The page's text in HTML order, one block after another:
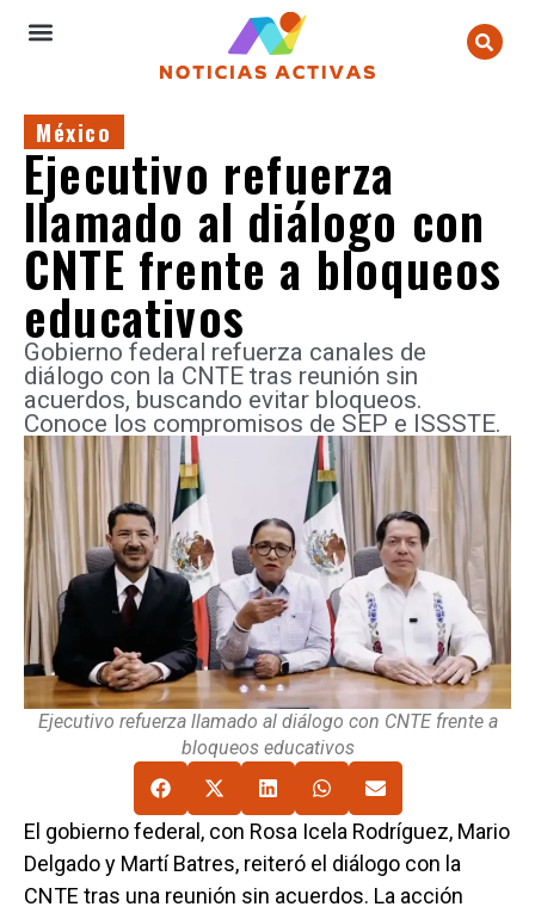
México
Ejecutivo refuerza
llamado al diálogo con
CNTE frente a bloqueos
educativos
Gobierno federal refuerza canales de
diálogo con la CNTE tras reunión sin
acuerdos, buscando evitar bloqueos.
Conoce los compromisos de SEP e ISSSTE.
Ejecutivo refuerza llamado al diálogo con CNTE frente a
bloqueos educativos
El gobierno federal, con Rosa Icela Rodríguez, Mario
Delgado y Martí Batres, reiteró el diálogo con la
CNTE tras una reunión sin acuerdos. La acción